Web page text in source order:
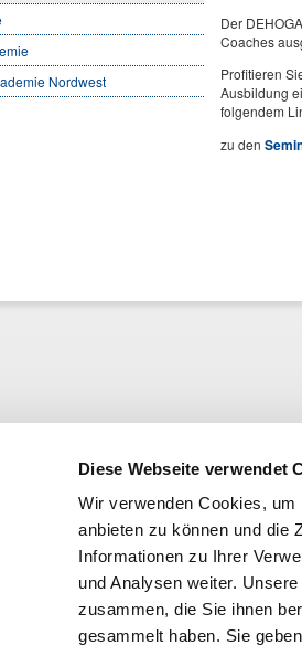
Diese Webseite verwendet
Wir verwenden Cookies,
anbieten zu können und die
Informationen zu Ihrer
und Analysen weiter.
zusammen, die Sie ihnen
gesammelt haben. Sie
Nordwest
Der
Coaches
Profitieren
Ausbildung
folgendem
zu den